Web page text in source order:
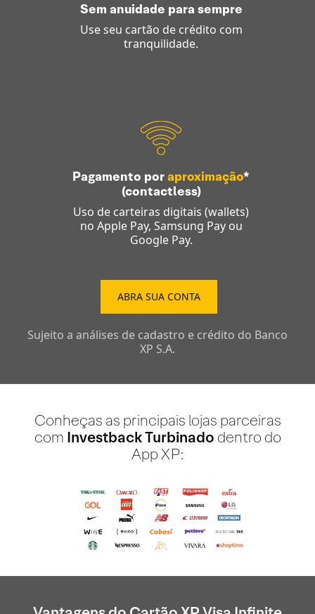
Sem anuidade para sempre
Use seu cartão de crédito com
tranquilidade.
Pagamento poraproximação*
(contactless)
Uso de carteiras digitais (wallets)
no Apple Pay, Samsung Pay ou
Google Pay.
ABRA SUA CONTA
Sujeito a análises de cadastro e crédito do Banco
XP S.A.
Conheças as principais lojas parceiras
com Investback Turbinado dentro do
App XP: